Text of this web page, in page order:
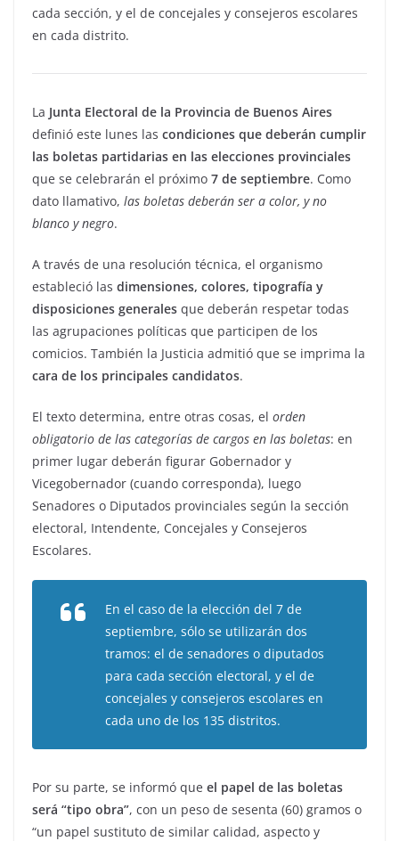
cada sección, y el de concejales y consejeros escolares
en cada distrito.
La Junta Electoral de la Provincia de Buenos Aires
definió este lunes las condiciones que deberán cumplir
las boletas partidarias en las elecciones provinciales
que se celebrarán el próximo 7 de septiembre. Como
dato llamativo, las boletas deberán ser a color, y no
blanco y negro.
A través de una resolución técnica, el organismo
estableció las dimensiones, colores, tipografía y
disposiciones generales que deberán respetar todas
las agrupaciones políticas que participen de los
comicios. También la Justicia admitió que se imprima la
cara de los principales candidatos.
El texto determina, entre otras cosas, el orden
obligatorio de las categorías de cargos en las boletas: en
primer lugar deberán figurar Gobernador y
Vicegobernador (cuando corresponda), luego
Senadores o Diputados provinciales según la sección
electoral, Intendente, Concejales y Consejeros
Escolares.
En el caso de la elección del 7 de
septiembre, sólo se utilizarán dos
tramos: el de senadores o diputados
para cada sección electoral, y el de
concejales y consejeros escolares en
cada uno de los 135 distritos.
Por su parte, se informó que el papel de las boletas
será “tipo obra”, con un peso de sesenta (60) gramos o
“un papel sustituto de similar calidad, aspecto y